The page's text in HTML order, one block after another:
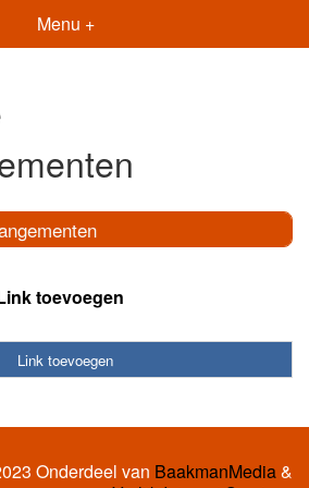
Menu +
toevoegen
Link toevoegen
Onderdeel van BaakmanMedia&